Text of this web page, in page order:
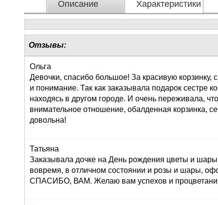
Описание Характеристики
Отзывы:
Ольга
Девочки, спасибо большое! За красивую корзинку,
и понимание. Так как заказывала подарок сестре
находясь в другом городе. И очень переживала,
внимательное отношение, обалденная корзинка,
довольна!
Татьяна
Заказывала дочке на День рождения цветы и
вовремя, в отличном состоянии и розы и шары,
СПАСИБО, ВАМ. Желаю вам успехов и